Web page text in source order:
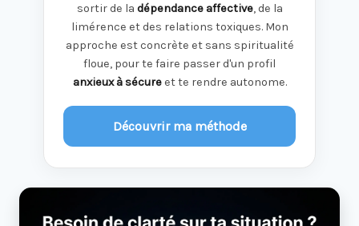
sortir de la dépendance affective, de la
limérence et des relations toxiques. Mon
approche est concrète et sans spiritualité
floue, pour te faire passer d'un profil
anxieux à sécureet te rendre autonome.
Découvrir ma méthode